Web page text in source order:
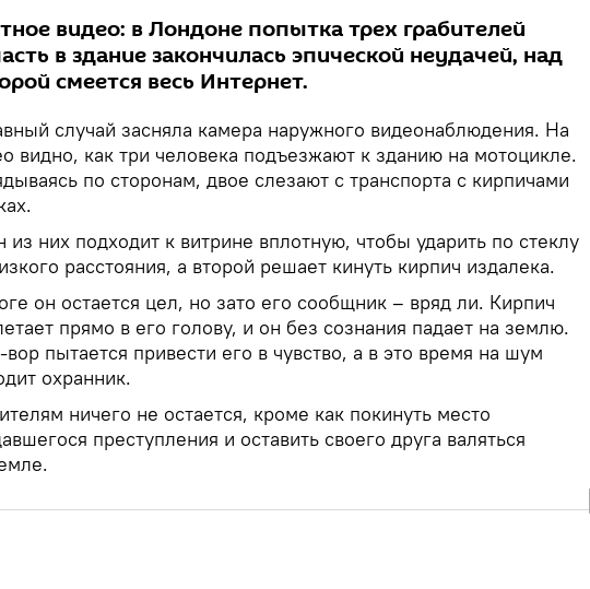
видео: в Лондоне попытка трех грабителей
в здание закончилась эпической неудачей, над
смеется весь Интернет.
случай засняла камера наружного видеонаблюдения. На
видно, как три человека подъезжают к зданию на мотоцикле.
по сторонам, двое слезают с транспорта с кирпичами
из них подходит к витрине вплотную, чтобы ударить по стеклу
расстояния, а второй решает кинуть кирпич издалека.
он остается цел, но зато его сообщник – вряд ли. Кирпич
прямо в его голову, и он без сознания падает на землю.
вор пытается привести его в чувство, а в это время на шум
охранник.
ничего не остается, кроме как покинуть место
преступления и оставить своего друга валяться